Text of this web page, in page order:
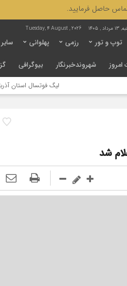
, ۱۴۰۵ Tuesday, 4 August , 2026
توپ و تور رزمی پهلوانی سایر
شهروندخبرنگار بیوگرافی
لیگ فوتسال استان آذربایجان غربی
شد